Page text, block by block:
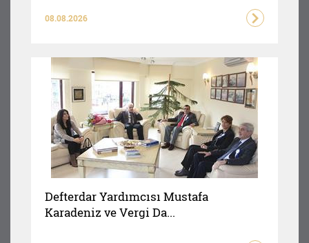
08.08.2026
Defterdar Yardımcısı Mustafa
Karadeniz ve Vergi Da...